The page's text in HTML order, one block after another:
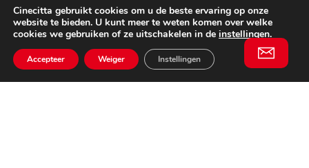
Cinecitta gebruikt cookies om u de beste ervaring op onze
website te bieden. U kunt meer te weten komen over welke
cookies we gebruiken of ze uitschakelen in de instellingen.
Accepteer Weiger Instellingen